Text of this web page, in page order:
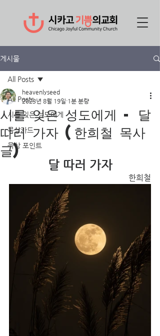
게시물
All Posts
시를 잊은 성도에게
묵상카드
묵상 포인트
All Posts
시를 잊은 성도에게 - 달
따러 가자 (한희철 목사
글)
heavenlyseed
2023년 8월 19일 1분 분량
달 따러 가자
한희철